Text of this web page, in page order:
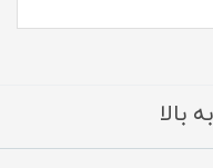
بالا